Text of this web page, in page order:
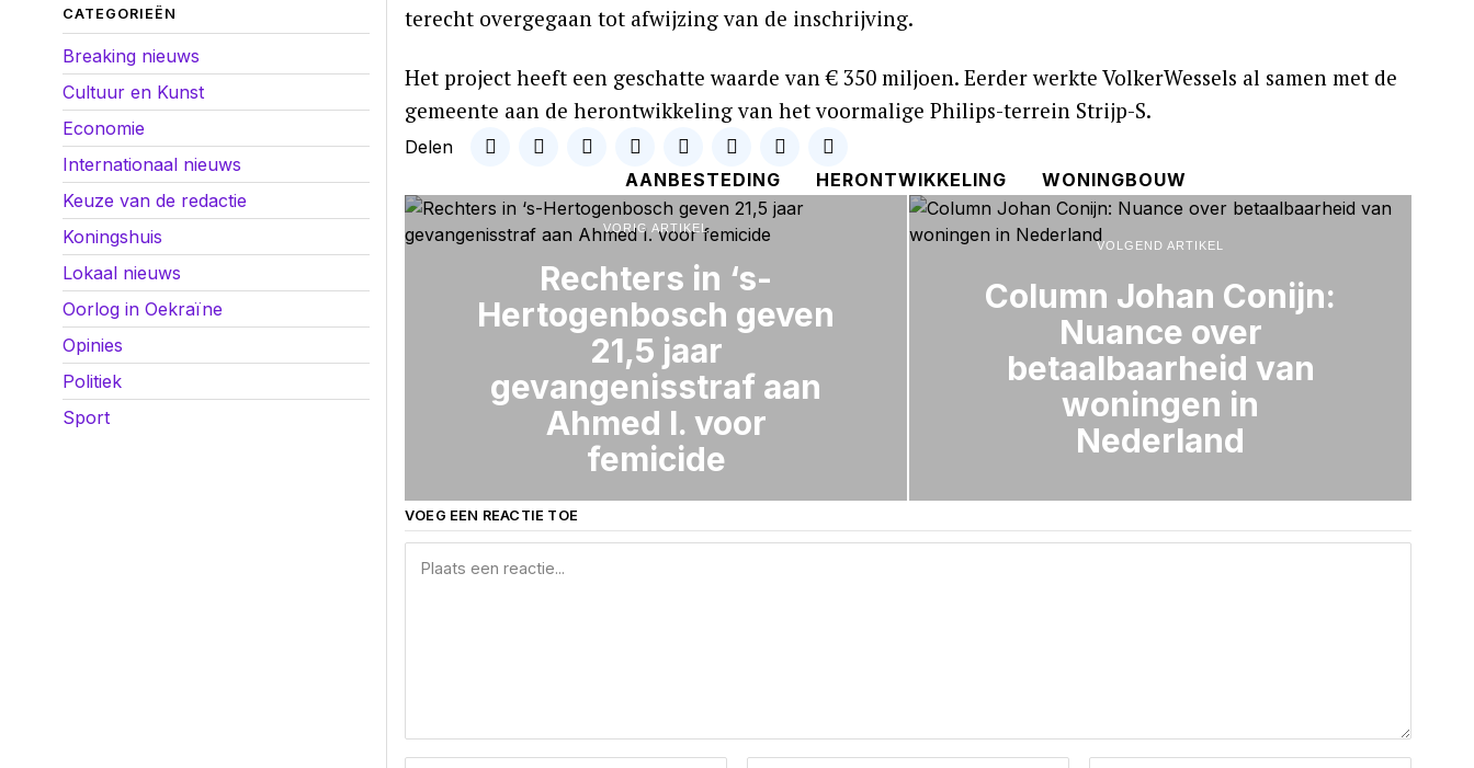
terecht overgegaan tot afwijzing van de inschrijving.
Het project heeft een geschatte waarde van € 350 miljoen. Eerder werkte VolkerWessels al samen met de
gemeente aan de herontwikkeling van het voormalige Philips-terrein Strijp-S.
Delen
AANBESTEDING
HERONTWIKKELING WONINGBOUW
VORIG ARTIKEL
Rechters in ‘s-
Hertogenbosch geven
21,5 jaar
gevangenisstraf aan
Ahmed I. voor
femicide
VOLGEND ARTIKEL
Column Johan Conijn:
Nuance over
betaalbaarheid van
woningen in
Nederland
VOEG EEN REACTIE TOE
CATEGORIEËN
Breaking nieuws
Cultuur en Kunst
Economie
Internationaal nieuws
Keuze van de redactie
Koningshuis
Lokaal nieuws
Oorlog in Oekraïne
Opinies
Politiek
Sport